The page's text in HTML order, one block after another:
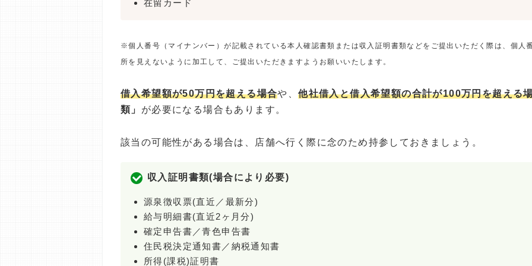
在留カード
※個人番号（マイナンバー）が記載されている本人確認書類または収入証明書類などをご提出いただく際は、個人
所を見えないように加工して、ご提出いただきますようお願いいたします。
借入希望額が50万円を超える場合や、他社借入と借入希望額の合計が100万円を超える
類」 が必要になる場合もあります。
該当の可能性がある場合は、店舗へ行く際に念のため持参しておきましょう。
収入証明書類(場合により必要)
源泉徴収票(直近／最新分)
給与明細書(直近2ヶ月分)
確定申告書／青色申告書
住民税決定通知書／納税通知書
所得(課税)証明書